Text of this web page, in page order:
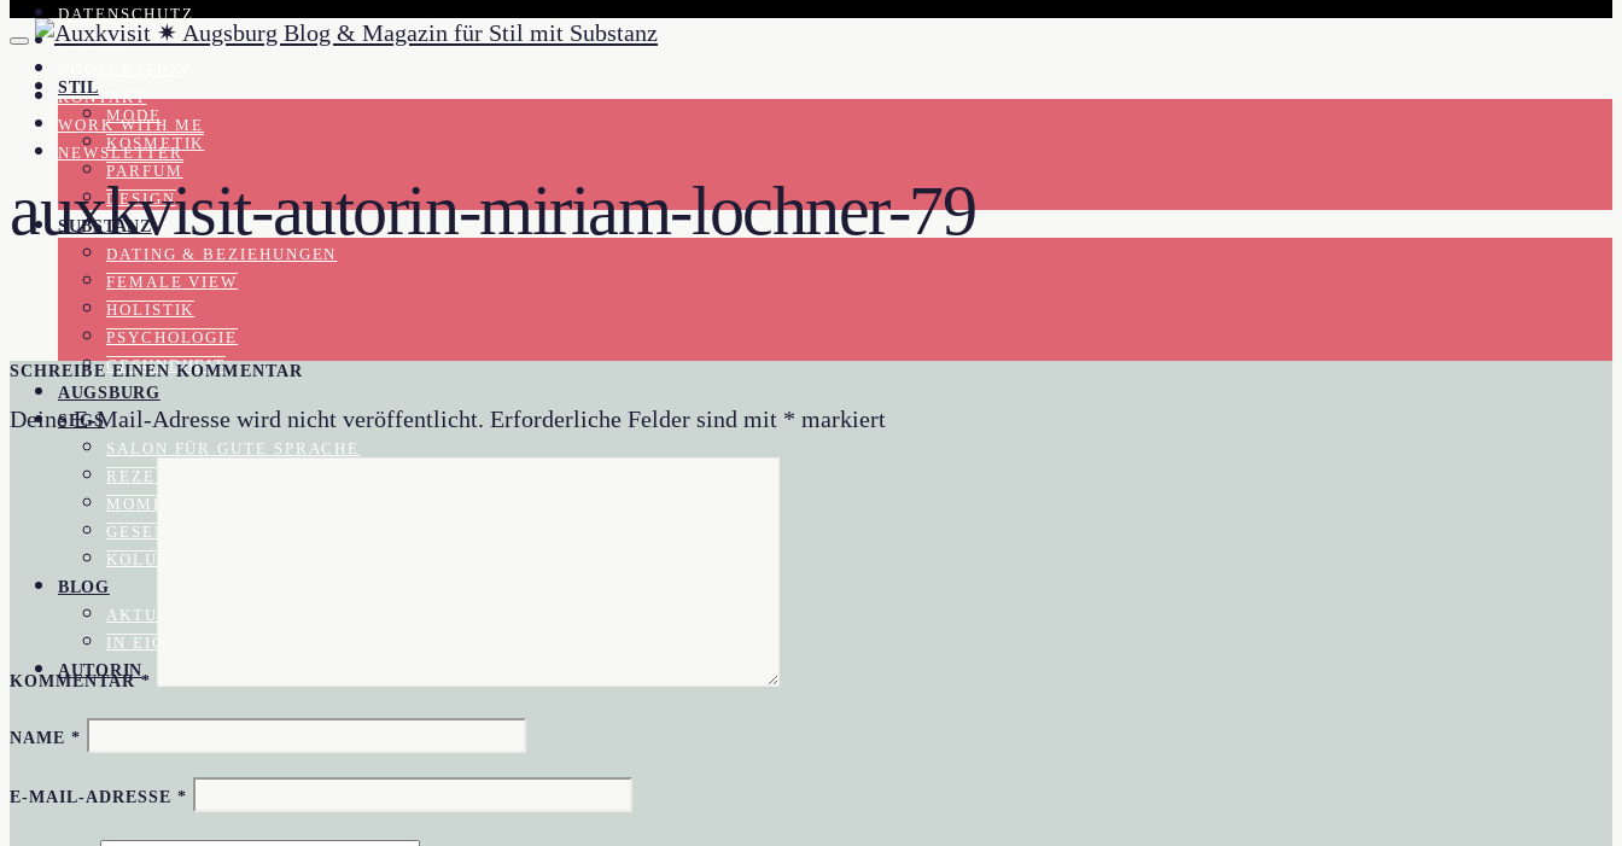
DATENSCHUTZ
PRESSE
KONTAKT
WORK WITH ME
NEWSLETTER
STIL
MODE
KOSMETIK
PARFUM
DESIGN
SUBSTANZ
DATING & BEZIEHUNGEN
FEMALE VIEW
HOLISTIK
PSYCHOLOGIE
GESUNDHEIT
AUGSBURG
SFGS
SALON FÜR GUTE SPRACHE
REZENSIONEN
MOMENTAUFNAHME
GESELLSCHAFTSKRITIK
KOLUMNEN
BLOG
AKTUELL IM BLOGAZINE
IN EIGENER SACHE
AUTORIN
auxkvisit-autorin-miriam-lochner-79
SCHREIBE EINEN KOMMENTAR
Deine E-Mail-Adresse wird nicht veröffentlicht. Erforderliche Felder sind mit * markiert
KOMMENTAR*
NAME*
E-MAIL-ADRESSE*